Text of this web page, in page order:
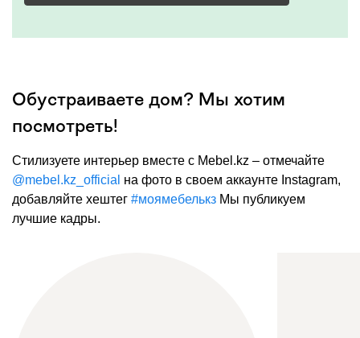
Обустраиваете дом? Мы хотим
посмотреть!
Cтилизуете интерьер вместе с Mebel.kz – отмечайте
@mebel.kz_official на фото в своем аккаунте Instagram,
добавляйте хештег #моямебелькз Мы публикуем
лучшие кадры.